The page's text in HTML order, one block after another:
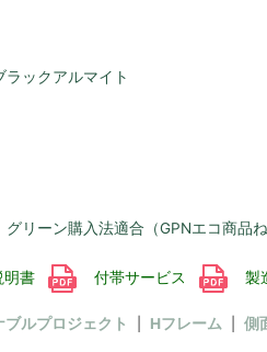
ックアルマイト
リーン購入法適合（GPNエコ商品ね
明書 付帯サービス 製
ブルプロジェクト Hフレーム 側